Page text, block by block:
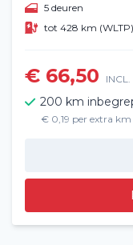
5 deuren
tot 428 km (WLTP)
€ 66,50
200 km
€ 0,19 per extra